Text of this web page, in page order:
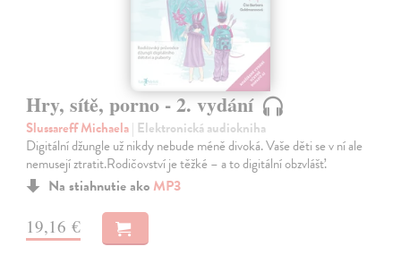
Hry, sítě, porno - 2. vydání
Slussareff Michaela| Elektronická audiokniha
Digitální džungle už nikdy nebude méně divoká. Vaše děti se v ní ale
nemusejí ztratit.Rodičovství je těžké – a to digitální obzvlášť.
Na stiahnutie ako MP3
19,16 €